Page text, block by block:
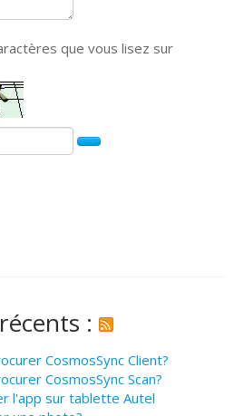
que vous lisez sur
:
CosmosSync Client?
CosmosSync Scan?
l'app sur tablette Autel